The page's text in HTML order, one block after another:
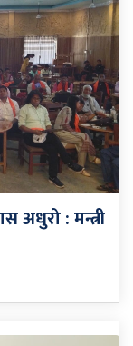
अधुरो : मन्त्री